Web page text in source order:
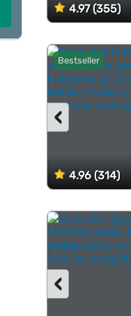
4.97 (355)
Bestseller
4.96 (314)
‹
‹